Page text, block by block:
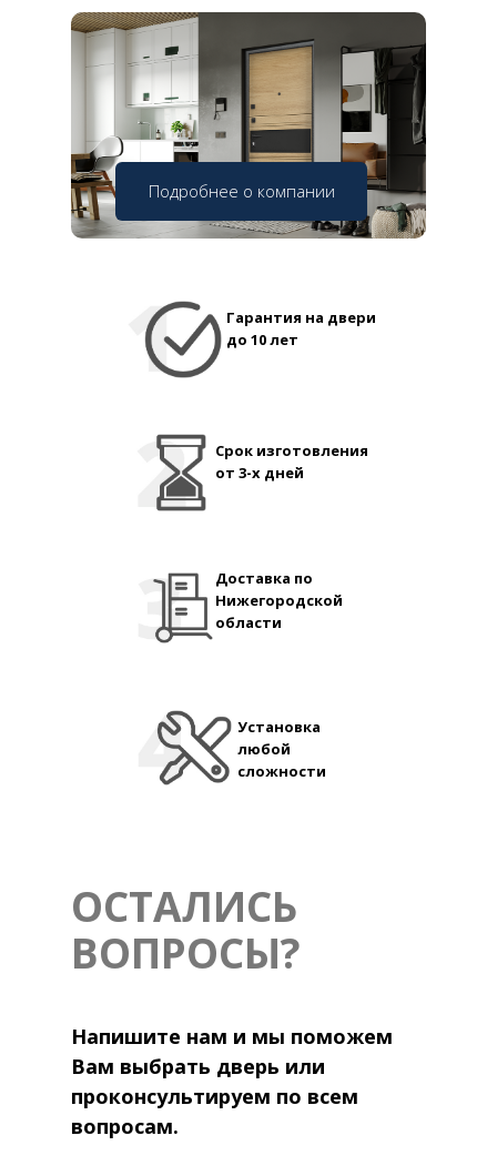
Подробнее о компании
Гарантия на двери
до 10 лет
Срок изготовления
от 3-х дней
Доставка по
Нижегородской
области
Установка
любой
сложности
ОСТАЛИСЬ
ВОПРОСЫ?
Напишите нам и мы поможем
Вам выбрать дверь или
проконсультируем по всем
вопросам.